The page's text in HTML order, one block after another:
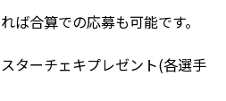
ば合算での応募も可能です。
ターチェキプレゼント(各選手